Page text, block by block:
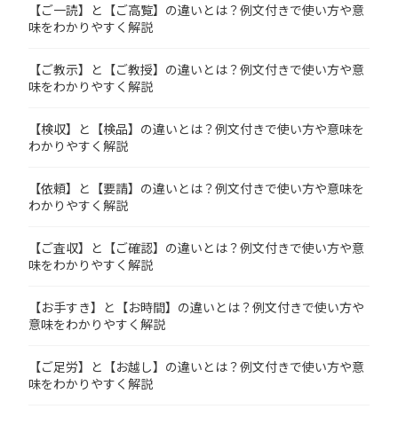
【ご一読】と【ご高覧】の違いとは？例文付きで使い方や意
味をわかりやすく解説
【ご教示】と【ご教授】の違いとは？例文付きで使い方や意
味をわかりやすく解説
【検収】と【検品】の違いとは？例文付きで使い方や意味を
わかりやすく解説
【依頼】と【要請】の違いとは？例文付きで使い方や意味を
わかりやすく解説
【ご査収】と【ご確認】の違いとは？例文付きで使い方や意
味をわかりやすく解説
【お手すき】と【お時間】の違いとは？例文付きで使い方や
意味をわかりやすく解説
【ご足労】と【お越し】の違いとは？例文付きで使い方や意
味をわかりやすく解説